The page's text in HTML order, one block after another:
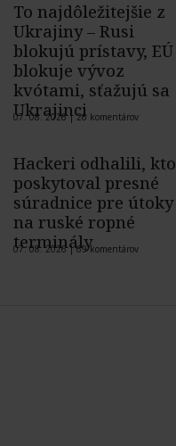
To najdôležitejšie z
Ukrajiny – Rusi
blokujú prístavy, EÚ
blokuje vývoz
kvótami, sťažujú sa
Ukrajinci
07. 08. 2026 |26 komentárov
Hackeri odhalili, kto
poskytoval presné
súradnice pre útoky
na ruské ropné
terminály
07. 08. 2026 |69 komentárov